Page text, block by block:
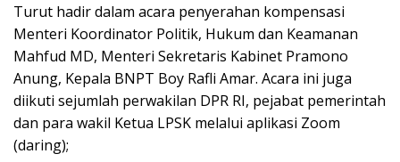
Turut hadir dalam acara penyerahan kompensasi
Menteri Koordinator Politik, Hukum dan Keamanan
Mahfud MD, Menteri Sekretaris Kabinet Pramono
Anung, Kepala BNPT Boy Rafli Amar. Acara ini juga
diikuti sejumlah perwakilan DPR RI, pejabat pemerintah
dan para wakil Ketua LPSK melalui aplikasi Zoom
(daring);